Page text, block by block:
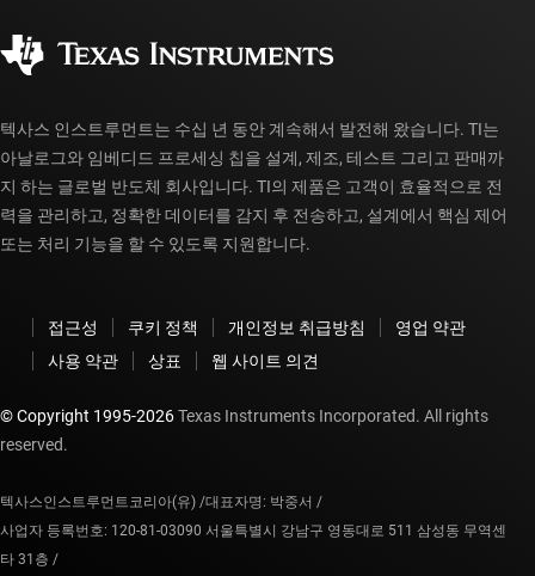
myTI 계정 FAQ
텍사스 인스트루먼트는 수십 년 동안 계속해서 발전해 왔습니다. TI는
아날로그와 임베디드 프로세싱 칩을 설계, 제조, 테스트 그리고 판매까
지 하는 글로벌 반도체 회사입니다. TI의 제품은 고객이 효율적으로 전
력을 관리하고, 정확한 데이터를 감지 후 전송하고, 설계에서 핵심 제어
또는 처리 기능을 할 수 있도록 지원합니다.
접근성 쿠키 정책 개인정보 취급방침
영업 약관
사용 약관
상표 웹 사이트 의견
© Copyright 1995-2026Texas Instruments Incorporated. All rights
reserved.
텍사스인스트루먼트코리아(유) /대표자명: 박중서 /
사업자 등록번호: 120-81-03090 서울특별시 강남구 영동대로 511 삼성동 무역센
타 31층 /